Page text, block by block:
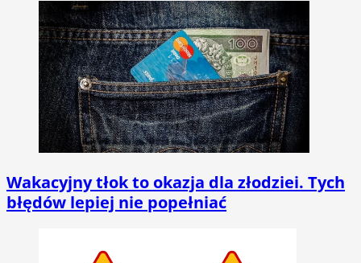
Wakacyjny tłok to okazja dla złodziei. Tych
błędów lepiej nie popełniać